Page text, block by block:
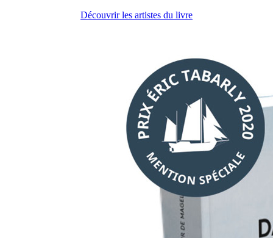
Découvrir les artistes du livre